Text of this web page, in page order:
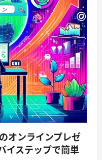
オンラインプレゼ
イステップで簡単